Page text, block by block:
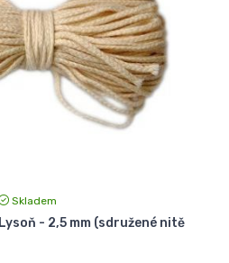
Skladem
- 2,5 mm (sdružené nitě